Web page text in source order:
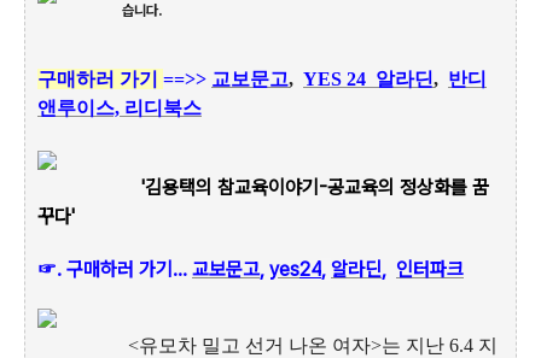
습니다.
구매하러 가기 ==>> 교보문고, YES 24 알라딘, 반디
앤루이스, 리디북스
'김용택의 참교육이야기-공교육의 정상화를 꿈
꾸다'
☞. 구매하러 가기... 교보문고, yes24, 알라딘, 인터파크
<유모차 밀고 선거 나온 여자>는 지난 6.4 지